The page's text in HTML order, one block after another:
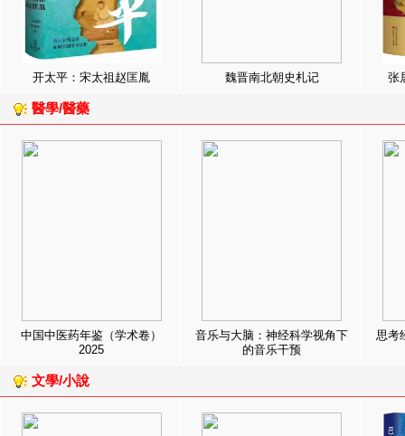
开太平：宋太祖赵匡胤 魏晋南北朝史札记 张
醫學/醫藥
中国中医药年鉴（学术卷）
2025
音乐与大脑：神经科学视角下
的音乐干预
思考
文學/小說